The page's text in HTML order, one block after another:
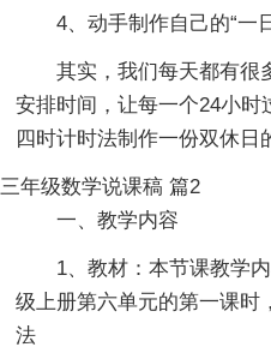
4、动手制作自己的“一
其实，我们每天都有很
安排时间，让每一个24小
四时计时法制作一份双休日
三年级数学说课稿 篇2
一、教学内容
1、教材：本节课教学
级上册第六单元的第一课时
法